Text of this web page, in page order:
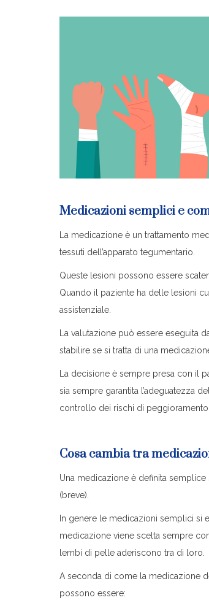
Medicazioni semplici e
La medicazione è un trattamento
tessuti dell’apparato tegumentario.
Queste lesioni possono essere
Quando il paziente ha delle lesioni
assistenziale.
La valutazione può essere eseguita
stabilire se si tratta di una
La decisione è sempre presa con il
sia sempre garantita l’adeguatezza
controllo dei rischi di
Cosa cambia tra
Una medicazione è definita
(breve).
In genere le medicazioni semplici si
medicazione viene scelta sempre
lembi di pelle aderiscono tra di loro.
A seconda di come la medicazione
possono essere: